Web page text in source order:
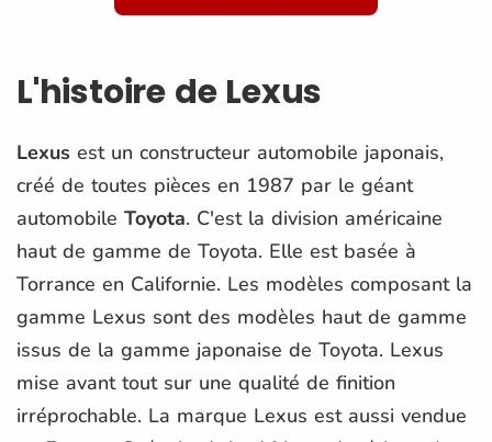
L'histoire de Lexus
Lexus est un constructeur automobile japonais,
créé de toutes pièces en 1987 par le géant
automobile Toyota. C'est la division américaine
haut de gamme de Toyota. Elle est basée à
Torrance en Californie. Les modèles composant la
gamme Lexus sont des modèles haut de gamme
issus de la gamme japonaise de Toyota. Lexus
mise avant tout sur une qualité de finition
irréprochable. La marque Lexus est aussi vendue